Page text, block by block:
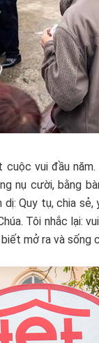
vui đầu
nụ cười, bằng
Quy tụ, chia
Tôi nhắc lại:
mở ra và sống